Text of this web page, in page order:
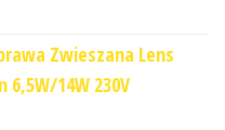
Zwieszana Lens
6,5W/14W 230V